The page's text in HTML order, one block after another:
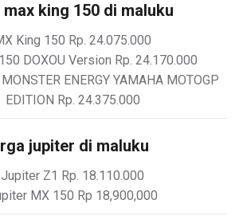
max king 150 di maluku
King 150 Rp. 24.075.000
DOXOU Version Rp. 24.170.000
ENERGY YAMAHA MOTOGP
EDITION Rp. 24.375.000
jupiter di maluku
Jupiter Z1 Rp. 18.110.000
MX 150 Rp 18,900,000